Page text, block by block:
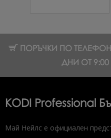
ПОРЪЧКИ ПО
ДНИ ОТ 9:00
KODI Professional
Май Нейлс е официален